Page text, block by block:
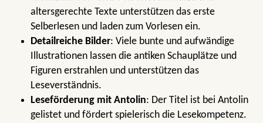
altersgerechte Texte unterstützen das erste
Selberlesen und laden zum Vorlesen ein.
Detailreiche Bilder: Viele bunte und aufwändige
Illustrationen lassen die antiken Schauplätze und
Figuren erstrahlen und unterstützen das
Leseverständnis.
Leseförderung mit Antolin: Der Titel ist bei Antolin
gelistet und fördert spielerisch die Lesekompetenz.